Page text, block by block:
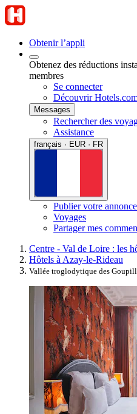
Obtenir l’appli
Obtenez des réductions
membres
Se connecter
Découvrir
Messages
Rechercher des
Assistance
français · EUR · FR
Publier votre annonce
Voyages
Partager mes
Centre - Val de Loire : les
Hôtels à Azay-le-Rideau
Vallée troglodytique des